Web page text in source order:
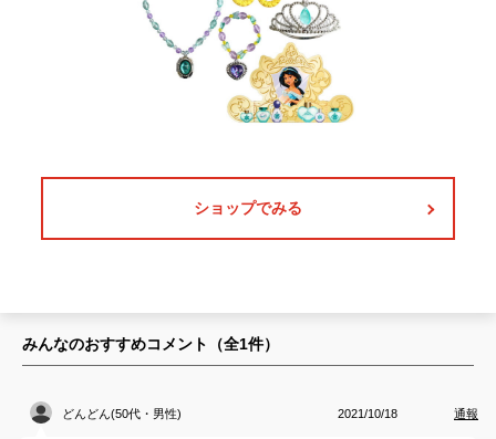
ショップでみる
みんなのおすすめコメント（全1件）
どんどん(50代・男性) 2021/10/18 通報